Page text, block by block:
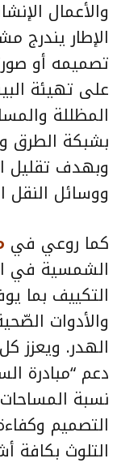
والأعمال
الإطار يندرج
تصميمه أو
على تهيئة
المظللة
بشبكة الطرق
وبهدف تقليل
ووسائل النقل
كما روعي في
الشمسية في
التكييف بما
والأدوات
الهدر. ويعزز
دعم “مبادرة
نسبة
التصميم
التلوث بكافة